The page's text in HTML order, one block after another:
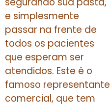
e simplesmente
passar na frente de
todos os pacientes
que esperam ser
atendidos. Este é o
famoso representante
comercial, que tem